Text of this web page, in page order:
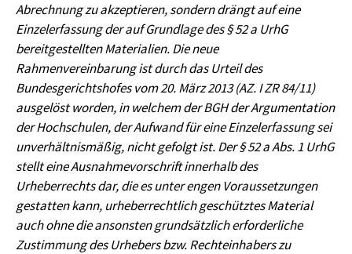
Abrechnung zu akzeptieren, sondern drängt auf eine
Einzelerfassung der auf Grundlage des § 52 a UrhG
bereitgestellten Materialien. Die neue
Rahmenvereinbarung ist durch das Urteil des
Bundesgerichtshofes vom 20. März 2013 (AZ. I ZR 84/11)
ausgelöst worden, in welchem der BGH der Argumentation
der Hochschulen, der Aufwand für eine Einzelerfassung sei
unverhältnismäßig, nicht gefolgt ist. Der § 52 a Abs. 1 UrhG
stellt eine Ausnahmevorschrift innerhalb des
Urheberrechts dar, die es unter engen Voraussetzungen
gestatten kann, urheberrechtlich geschütztes Material
auch ohne die ansonsten grundsätzlich erforderliche
Zustimmung des Urhebers bzw. Rechteinhabers zu